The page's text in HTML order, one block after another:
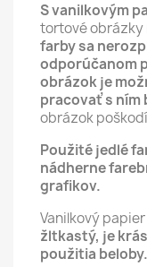
S vanilkovým
tortové obrázky
farby sa
odporúčanom
obrázok je
pracovať s ním
obrázok
Použité jedlé
nádherne
grafikov.
Vanilkový papier
žltkastý, je
použitia beloby.